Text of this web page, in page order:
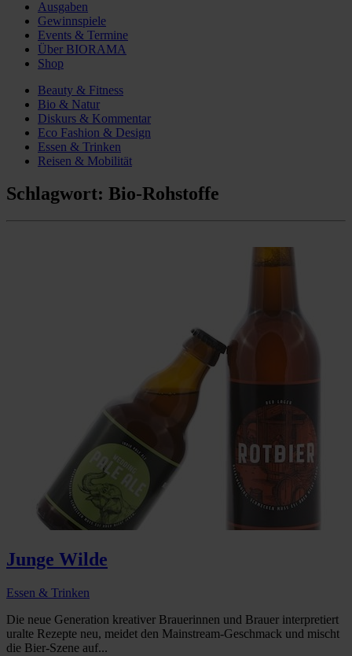
Ausgaben
Gewinnspiele
Events & Termine
Über BIORAMA
Shop
Beauty & Fitness
Bio & Natur
Diskurs & Kommentar
Eco Fashion & Design
Essen & Trinken
Reisen & Mobilität
Schlagwort: Bio-Rohstoffe
Junge Wilde
Essen & Trinken
Die neue Generation kreativer Brauerinnen und Brauer interpretiert
uralte Rezepte neu, meidet den Mainstream-Geschmack und mischt
die Bier-Szene auf...